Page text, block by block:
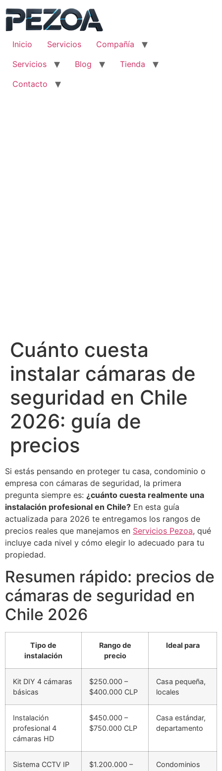
contenido
Inicio
Servicios
Compañía
Servicios
Blog
Tienda
Contacto
Cuánto cuesta
instalar cámaras de
seguridad en Chile
2026: guía de
precios
Si estás pensando en proteger tu casa, condominio o
empresa con cámaras de seguridad, la primera
pregunta siempre es: ¿cuánto cuesta realmente una
instalación profesional en Chile? En esta guía
actualizada para 2026 te entregamos los rangos de
precios reales que manejamos en Servicios Pezoa, qué
incluye cada nivel y cómo elegir lo adecuado para tu
propiedad.
Resumen rápido: precios de
cámaras de seguridad en
Chile 2026
Tipo de
instalación
Rango de
precio
Ideal para
Kit DIY 4 cámaras
básicas
$250.000 –
$400.000 CLP
Casa pequeña,
locales
Instalación
profesional 4
cámaras HD
$450.000 –
$750.000 CLP
Casa estándar,
departamento
Sistema CCTV IP
$1.200.000 –
Condominios